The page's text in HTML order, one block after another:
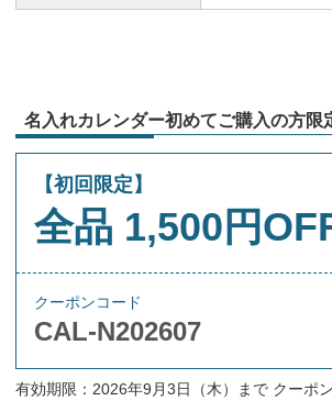
名入れカレンダー初めてご購入の方限
【初回限定】
全品 1,500円
クーポンコード
CAL-N202607
有効期限：2026年9月3日（木）まで クーポ